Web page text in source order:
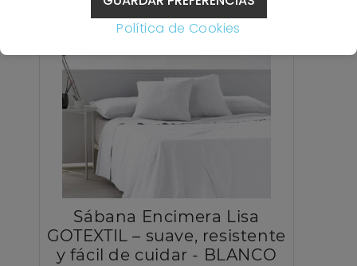
Política de Cookies
Sábana Encimera Lisa
GOTEXTIL – suave, resistente
y fácil de cuidar - BLANCO